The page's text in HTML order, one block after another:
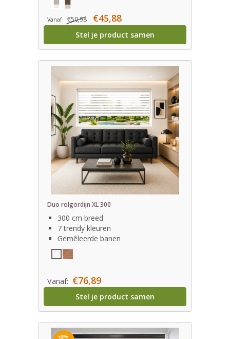
Vanaf: €50,98 €45,88
Stel je product samen
Duo rolgordijn XL 300
300 cm breed
7 trendy kleuren
Gemêleerde banen
Vanaf: €76,89
Stel je product samen
15%